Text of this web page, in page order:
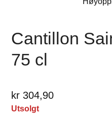
Cantillon
75 cl
kr 304,90
Utsolgt